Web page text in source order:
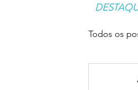
Todos os